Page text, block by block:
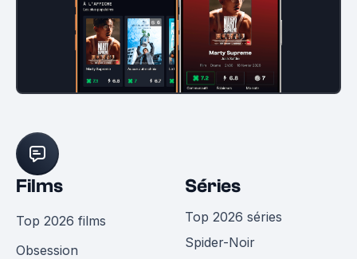
Films
Top 2026 films
Obsession
Séries
Top 2026 séries
Spider-Noir